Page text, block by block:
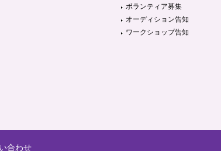
ボランティア募集
オーディション告知
ワークショップ告知
合わせ